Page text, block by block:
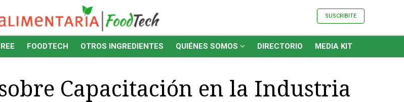
SUSCRIBITE
FOODTECH OTROS INGREDIENTES QUIÉNES SOMOS DIRECTORIO MEDIA KIT
Capacitación en la Industria